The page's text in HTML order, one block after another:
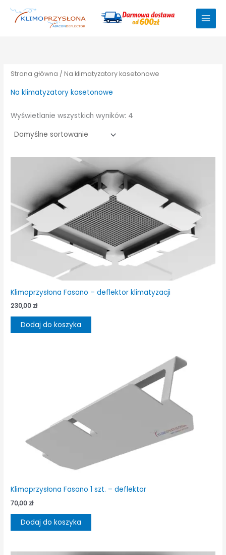
Przejdź
Strona główna / Na klimatyzatory kasetonowe
Na klimatyzatory kasetonowe
Wyświetlanie wszystkich wyników: 4
Klimoprzysłona Fasano – deflektor klimatyzacji
230,00 zł
Dodaj do koszyka
Klimoprzysłona Fasano 1 szt. – deflektor
70,00 zł
Dodaj do koszyka